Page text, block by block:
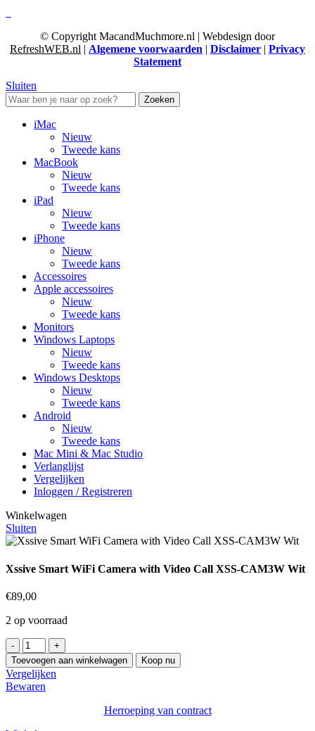
© Copyright MacandMuchmore.nl | Webdesign door
RefreshWEB.nl | Algemene voorwaarden | Disclaimer | Privacy
Statement
Sluiten
Zoeken
iMac
Nieuw
Tweede kans
MacBook
Nieuw
Tweede kans
iPad
Nieuw
Tweede kans
iPhone
Nieuw
Tweede kans
Accessoires
Apple accessoires
Nieuw
Tweede kans
Monitors
Windows Laptops
Nieuw
Tweede kans
Windows Desktops
Nieuw
Tweede kans
Android
Nieuw
Tweede kans
Mac Mini & Mac Studio
Verlanglijst
Vergelijken
Inloggen / Registreren
Winkelwagen
Sluiten
Xssive Smart WiFi Camera with Video Call XSS-CAM3W Wit
€89,00
2 op voorraad
Xssive
Smart
WiFi
Camera
with
Toevoegen aan winkelwagen Koop nu
Vergelijken
Bewaren
Herroeping van contract